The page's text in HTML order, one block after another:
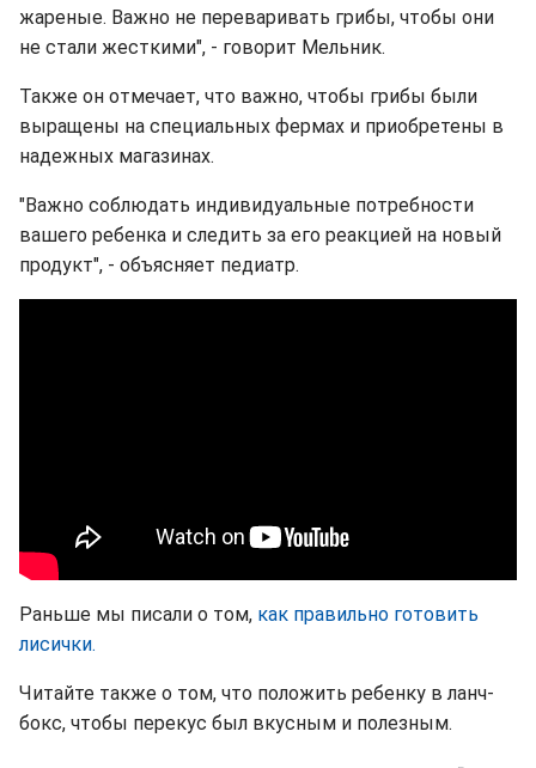
жареные. Важно не переваривать грибы, чтобы они
не стали жесткими", - говорит Мельник.
Также он отмечает, что важно, чтобы грибы были
выращены на специальных фермах и приобретены в
надежных магазинах.
"Важно соблюдать индивидуальные потребности
вашего ребенка и следить за его реакцией на новый
продукт", - объясняет педиатр.
Раньше мы писали о том, как правильно готовить
лисички.
Читайте также о том, что положить ребенку в ланч-
бокс, чтобы перекус был вкусным и полезным.